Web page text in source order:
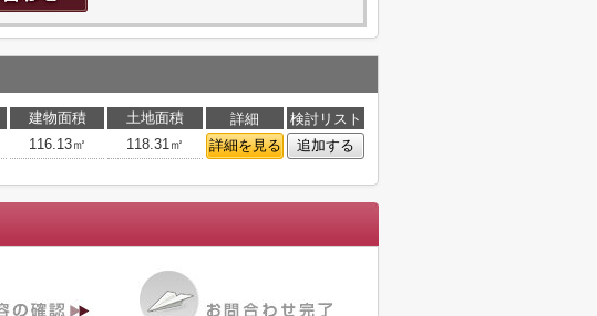
建物面積 土地面積 詳細
検討リスト
116.13㎡ 118.31㎡ 詳細を見る 追加する